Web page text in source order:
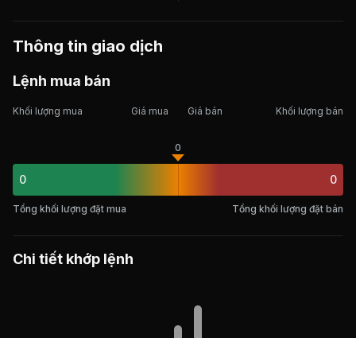
Thông tin giao dịch
Lệnh mua bán
Khối lượng mua Giá mua Giá bán Khối lượng bán
0
0
0
Tổng khối lượng đặt mua Tổng khối lượng đặt bán
Chi tiết khớp lệnh